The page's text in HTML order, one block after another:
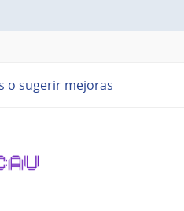
o sugerir mejoras